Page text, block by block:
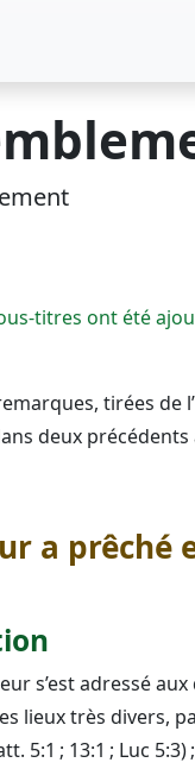
titres ont été
tirées de
deux précédents
a prêché
s’est adressé
lieux très divers,
5:1 ; 13:1 ; Luc